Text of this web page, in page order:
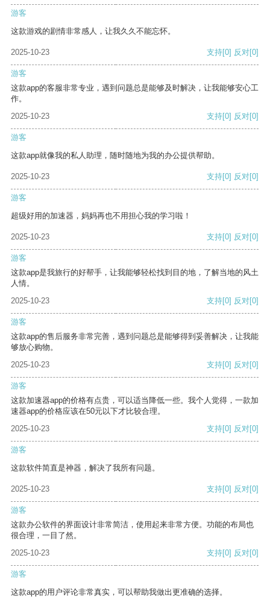
游客
这款游戏的剧情非常感人，让我久久不能忘怀。
2025-10-23 支持[0] 反对[0]
游客
这款app的客服非常专业，遇到问题总是能够及时解决，让我能够安心工
作。
2025-10-23
支持[0] 反对[0]
游客
这款app就像我的私人助理，随时随地为我的办公提供帮助。
2025-10-23 支持[0] 反对[0]
游客
超级好用的加速器，妈妈再也不用担心我的学习啦！
2025-10-23 支持[0] 反对[0]
游客
这款app是我旅行的好帮手，让我能够轻松找到目的地，了解当地的风土
人情。
2025-10-23
支持[0] 反对[0]
游客
这款app的售后服务非常完善，遇到问题总是能够得到妥善解决，让我能
够放心购物。
2025-10-23
支持[0] 反对[0]
游客
这款加速器app的价格有点贵，可以适当降低一些。我个人觉得，一款加
速器app的价格应该在50元以下才比较合理。
2025-10-23
支持[0] 反对[0]
游客
这款软件简直是神器，解决了我所有问题。
2025-10-23 支持[0] 反对[0]
游客
这款办公软件的界面设计非常简洁，使用起来非常方便。功能的布局也
很合理，一目了然。
2025-10-23
支持[0] 反对[0]
游客
这款app的用户评论非常真实，可以帮助我做出更准确的选择。